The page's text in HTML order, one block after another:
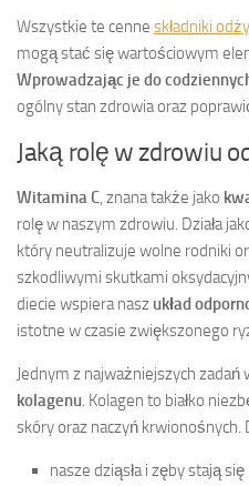
Wszystkie te cenne składniki
mogą stać się wartościowym
Wprowadzając je do
ogólny stan zdrowia oraz
Jaką rolę w zdrowiu
Witamina C, znana także jako
rolę w naszym zdrowiu. Działa
który neutralizuje wolne rodniki
szkodliwymi skutkami
diecie wspiera nasz układ
istotne w czasie zwiększonego
Jednym z najważniejszych zadań
kolagenu. Kolagen to białko
skóry oraz naczyń krwionośnych.
nasze dziąsła i zęby stają